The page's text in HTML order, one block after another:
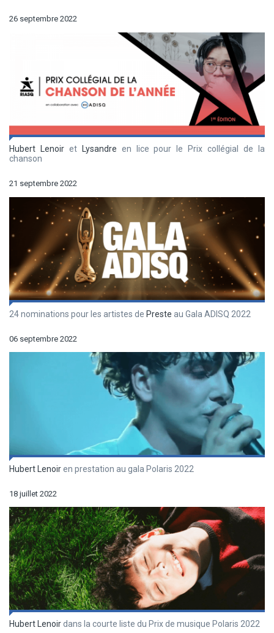
26 septembre 2022
Hubert Lenoiret Lysandre en lice pour le Prix collégial de la
chanson
21 septembre 2022
24 nominations pour les artistes de Preste au Gala ADISQ 2022
06 septembre 2022
Hubert Lenoiren prestation au gala Polaris 2022
18 juillet 2022
Hubert Lenoirdans la courte liste du Prix de musique Polaris 2022